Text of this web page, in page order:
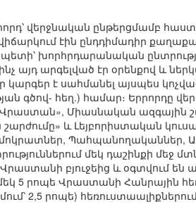
վերջնական ընթերցմամբ
էին ընդդիմադիր
խորհրդարանական
այդ արգելված էր օրենքով և
է սահմանել այսպես
հեղ.) համար։ Երրորդը
Միասնական ազգային
և Լեյբորիստական
Պահպանողականներ,
մեկ դաշինքի մեջ
բյուջեից և օգտվում
5 րոպե Վրաստանի Հանրային
2,5 րոպե)